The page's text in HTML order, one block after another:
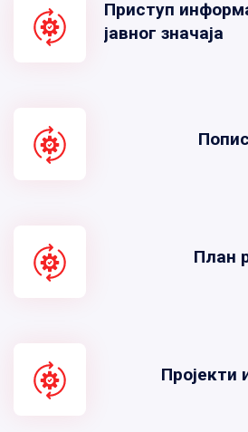
Приступ
јавног значаја
План
Пројекти